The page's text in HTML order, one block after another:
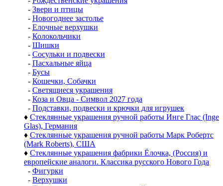
- Звери и птицы
- Новогоднее застолье
- Елочные верхушки
- Колокольчики
- Шишки
- Сосульки и подвески
- Пасхальные яйца
- Бусы
- Кошечки, Собачки
- Светящиеся украшения
- Коза и Овца - Символ 2027 года
- Подставки, подвески и крючки для игрушек
♦ Стеклянные украшения ручной работы Инге Глас (Inge
Glas), Германия
♦ Стеклянные украшения ручной работы Марк Робертс
(Mark Roberts), США
♦ Стеклянные украшения фабрики Ёлочка, (Россия) и
европейские аналоги. Классика русского Нового Года
- Фигурки
- Верхушки